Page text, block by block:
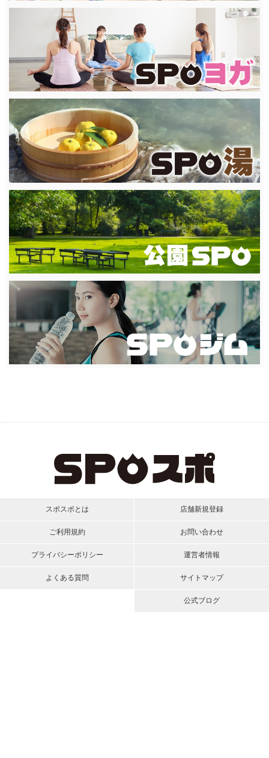
スポスポとは
ご利用規約
プライバシーポリシー
よくある質問
店舗新規登録
お問い合わせ
運営者情報
サイトマップ
公式ブログ